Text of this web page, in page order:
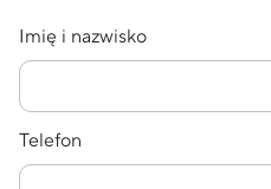
Imię i nazwisko
Telefon